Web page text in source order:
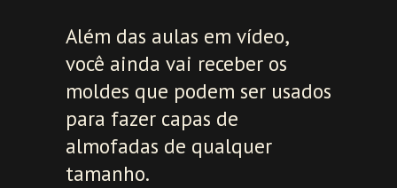
Além das aulas em vídeo,
você ainda vai receber os
moldes que podem ser usados
para fazer capas de
almofadas de qualquer
tamanho.